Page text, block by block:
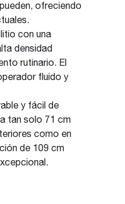
ofreciendo
con una
densidad
rutinario. El
fluido y
y fácil de
tan solo 71 cm
como en
de 109 cm